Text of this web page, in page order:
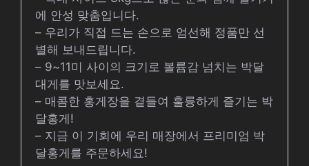
에 안성 맞춤입니다.
– 우리가 직접 드는 손으로 엄선해 정품만 선
별해 보내드립니다.
– 9~11미 사이의 크기로 볼륨감 넘치는 박달
대게를 맛보세요.
– 매콤한 홍게장을 곁들여 훌륭하게 즐기는 박
달홍게!
– 지금 이 기회에 우리 매장에서 프리미엄 박
달홍게를 주문하세요!